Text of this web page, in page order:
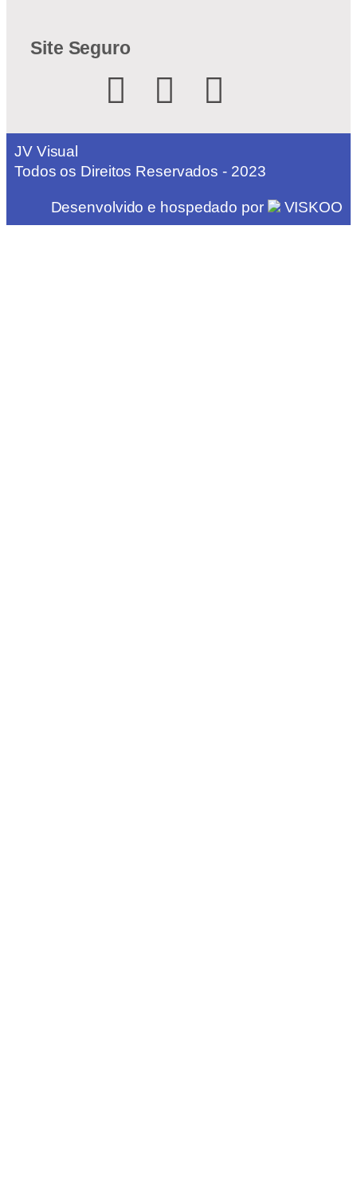
Site Seguro
JV Visual
Todos os Direitos Reservados - 2023
Desenvolvido e hospedado por VISKOO